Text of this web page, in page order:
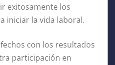
exitosamente los
iniciar la vida laboral.
con los resultados
participación en